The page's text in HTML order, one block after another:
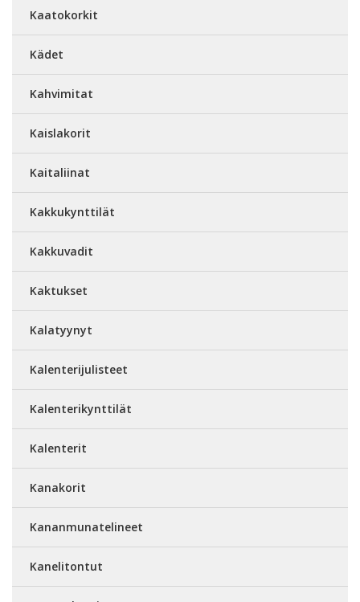
Kaatokorkit
Kädet
Kahvimitat
Kaislakorit
Kaitaliinat
Kakkukynttilät
Kakkuvadit
Kaktukset
Kalatyynyt
Kalenterijulisteet
Kalenterikynttilät
Kalenterit
Kanakorit
Kananmunatelineet
Kanelitontut